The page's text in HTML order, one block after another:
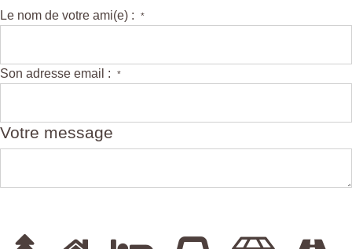
Le nom de votre ami(e) : *
Son adresse email : *
Votre message